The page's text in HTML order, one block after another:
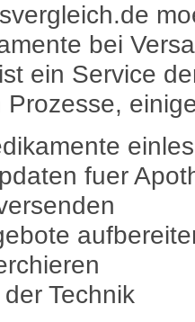
bei
ein Service
fuer
Technik